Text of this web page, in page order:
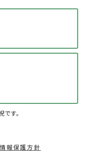
す。
報保護方針